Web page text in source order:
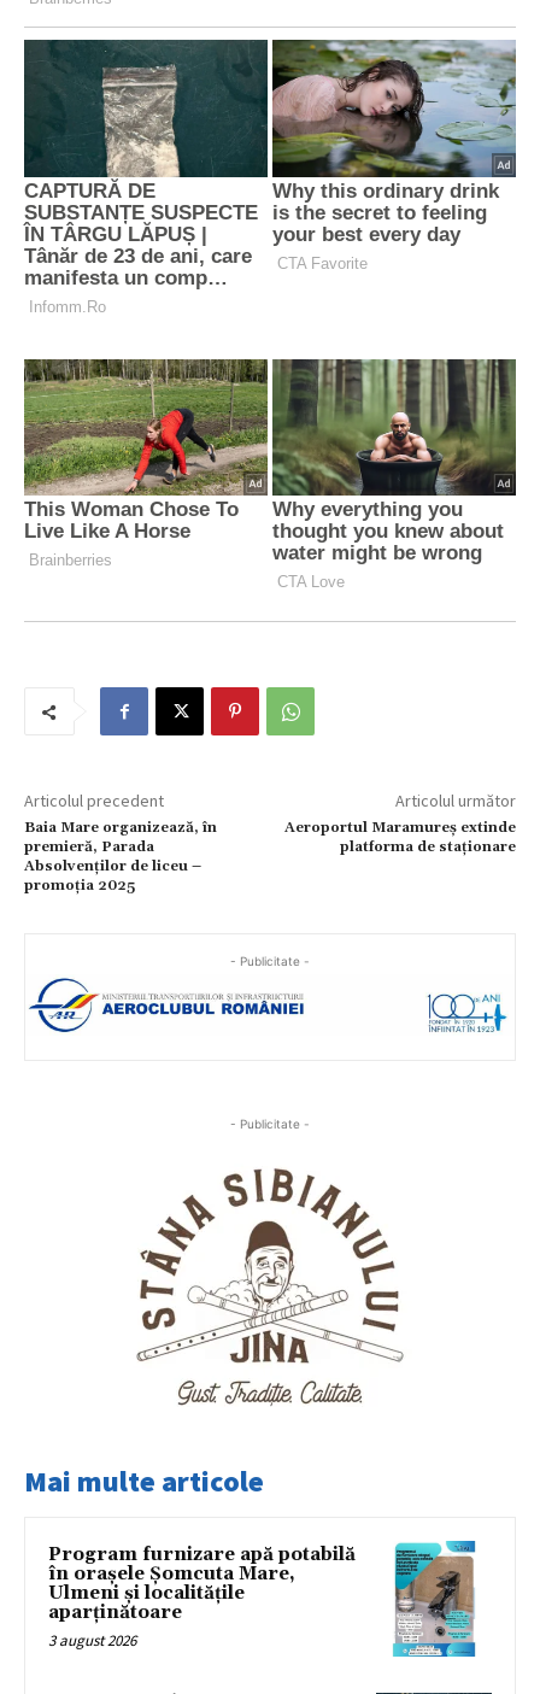
Articolul precedent
Baia Mare organizează, în
premieră, Parada
Absolvenților de liceu –
promoția 2025
Articolul următor
Aeroportul Maramureș extinde
platforma de staționare
- Publicitate -
- Publicitate -
Mai multe articole
Program furnizare apă potabilă
în orașele Șomcuta Mare,
Ulmeni și localitățile
aparținătoare
3 august 2026